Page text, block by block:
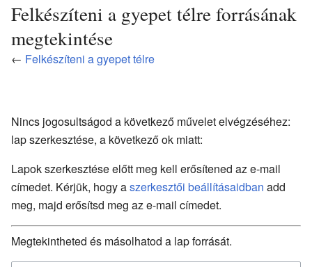
Felkészíteni a gyepet télre forrásának
megtekintése
← Felkészíteni a gyepet télre
Nincs jogosultságod a következő művelet elvégzéséhez:
lap szerkesztése, a következő ok miatt:
Lapok szerkesztése előtt meg kell erősítened az e-mail
címedet. Kérjük, hogy aszerkesztői beállításaidban add
meg, majd erősítsd meg az e-mail címedet.
Megtekintheted és másolhatod a lap forrását.